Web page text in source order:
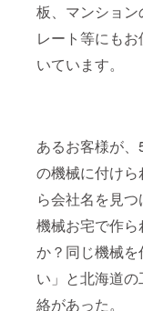
板、マンショ
レート等にも
いています。
あるお客様が
の機械に付け
ら会社名を見
機械お宅で作ら
か？同じ機械を
い」と北海道
絡があった。